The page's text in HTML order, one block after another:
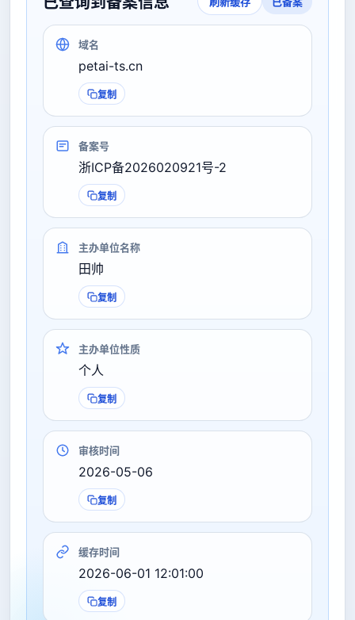
域名
petai-ts.cn
复制
备案号
浙ICP备2026020921号-2
复制
主办单位名称
田帅
复制
主办单位性质
个人
复制
审核时间
2026-05-06
复制
缓存时间
2026-06-01 12:01:00
复制